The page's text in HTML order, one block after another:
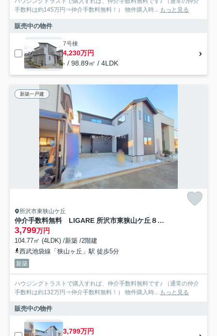
手数料は約145万円⇒仲介手数料無料！） 物件購入時...
もっと見る
販売中の物件
7号棟
4,230万円
- / 98.89㎡ / 4LDK
新築一戸建
所沢市東狭山ケ丘
仲介手数料無料 LIGARE 所沢市東狭山ケ丘８期 全１棟
3,799万円
104.77㎡ (4LDK) /新築 /2階建
西武池袋線「狭山ヶ丘」駅 徒歩5分
新築
ハウジングトラストで購入すれば、仲介手数料無料です♪ （通常の仲介
手数料は約132万円⇒仲介手数料無料！） 物件購入時...
もっと見る
販売中の物件
3,799万円